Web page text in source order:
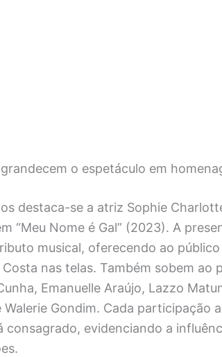
o espetáculo em
destaca-se a atriz Sophie
“Meu Nome é Gal” (2023). A
musical, oferecendo ao
nas telas. Também sobem ao
Emanuelle Araújo, Lazzo
Gondim. Cada participação
consagrado, evidenciando a